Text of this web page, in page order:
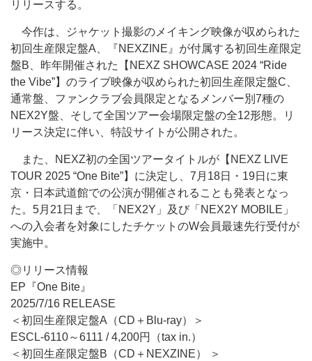
リリースする。
今作は、ジャケット撮影のメイキング映像が収められた
初回生産限定盤A、『NEXZINE』が付属する初回生産限定
盤B、昨年開催された【NEXZ SHOWCASE 2024 “Ride
the Vibe”】のライブ映像が収められた初回生産限定盤C、
通常盤、ファンクラブ会員限定となるメンバー別7種の
NEX2Y盤、そして全国ツアー会場限定盤の全12形態。リ
リース決定に伴い、特設サイトが公開された。
また、NEXZ初の全国ツアータイトルが【NEXZ LIVE
TOUR 2025 “One Bite”】に決定し、7月18日・19日に東
京・日本武道館での公演が開催されることも発表となっ
た。5月21日まで、「NEX2Y」及び「NEX2Y MOBILE」
への入会者を対象にしたチケットのW会員最速先行受付が
実施中。
◎リリース情報
EP『One Bite』
2025/7/16 RELEASE
＜初回生産限定盤A（CD＋Blu-ray）＞
ESCL-6110～6111 / 4,200円（tax in.）
＜初回生産限定盤B（CD＋NEXZINE） ＞